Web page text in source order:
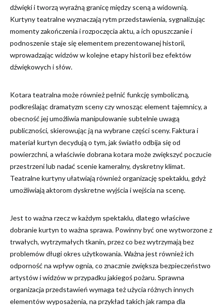
dźwięki i tworzą wyraźną granicę między sceną a widownią.
Kurtyny teatralne wyznaczają rytm przedstawienia, sygnalizując
momenty zakończenia i rozpoczęcia aktu, a ich opuszczanie i
podnoszenie staje się elementem prezentowanej historii,
wprowadzając widzów w kolejne etapy historii bez efektów
dźwiękowych i słów.
Kotara teatralna może również pełnić funkcję symboliczną,
podkreślając dramatyzm sceny czy wnosząc element tajemnicy, a
obecność jej umożliwia manipulowanie subtelnie uwagą
publiczności, skierowując ją na wybrane części sceny. Faktura i
materiał kurtyn decydują o tym, jak światło odbija się od
powierzchni, a właściwie dobrana kotara może zwiększyć poczucie
przestrzeni lub nadać scenie kameralny, dyskretny klimat.
Teatralne kurtyny ułatwiają również organizację spektaklu, gdyż
umożliwiają aktorom dyskretne wyjścia i wejścia na scenę.
Jest to ważna rzecz w każdym spektaklu, dlatego właściwe
dobranie kurtyn to ważna sprawa. Powinny być one wytworzone z
trwałych, wytrzymałych tkanin, przez co bez wytrzymają bez
problemów długi okres użytkowania. Ważna jest również ich
odporność na wpływ ognia, co znacznie zwiększa bezpieczeństwo
artystów i widzów w przypadku jakiegoś pożaru. Sprawna
organizacja przedstawień wymaga też użycia różnych innych
elementów wyposażenia, na przykład takich jak rampa dla